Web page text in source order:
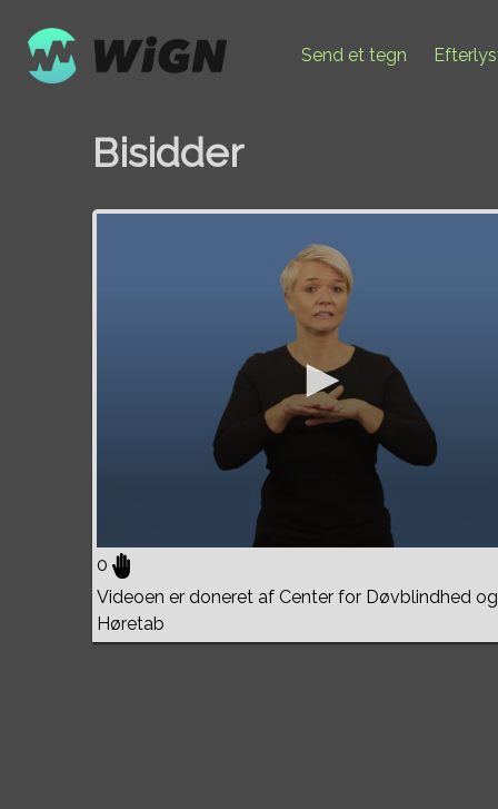
Send et tegn
Bisidder
0
Videoen er doneret af Center for Døvblindhed og
Høretab